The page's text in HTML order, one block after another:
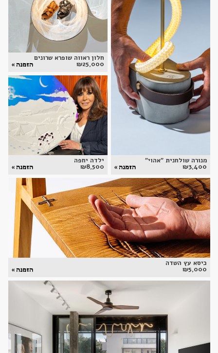
מנורה שולחנית "אהוי"
₪3,400 הזמנה »
חלון ראווה שופרא שרונים
₪25,000 הזמנה »
כיסא עץ השדה
₪5,000 הזמנה »
ילדה יחפה
₪8,500 הזמנה »